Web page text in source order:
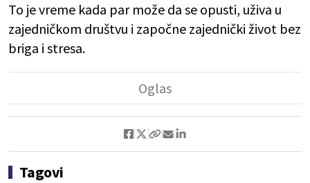
To je vreme kada par može da se opusti, uživa u
zajedničkom društvu i započne zajednički život bez
briga i stresa.
Tagovi